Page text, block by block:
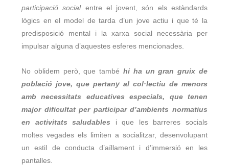
participació socialentre el jovent, són els estàndards
lògics en el model de tarda d’un jove actiu i que té la
predisposició mental i la xarxa social necessària per
impulsar alguna d’aquestes esferes mencionades.
No oblidem però, que també hi ha un gran gruix de
població jove, que pertany al col·lectiu de menors
amb necessitats educatives especials, que tenen
major dificultat per participar d’ambients normatius
en activitats saludables i que les barreres socials
moltes vegades els limiten a socialitzar, desenvolupant
un estil de conducta d’aïllament i d’immersió en les
pantalles.